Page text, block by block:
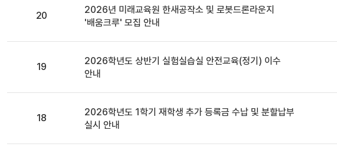
20
일반
2026년 미래교육원 한새공작소 및 로봇드론라운지
'배움크루' 모집 안내
19
일반
2026학년도 상반기 실험실습실 안전교육(정기) 이수
안내
18
일반
2026학년도 1학기 재학생 추가 등록금 수납 및 분할납부
실시 안내